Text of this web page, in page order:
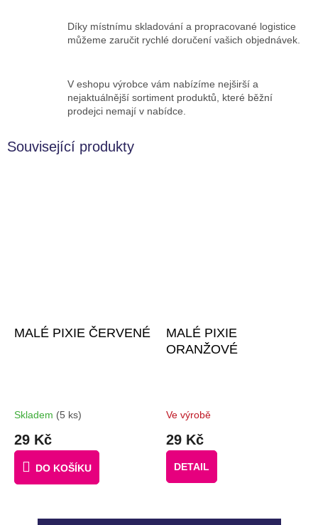
Díky místnímu skladování a propracované logistice
můžeme zaručit rychlé doručení vašich objednávek.
V eshopu výrobce vám nabízíme nejširší a
nejaktuálnější sortiment produktů, které běžní
prodejci nemají v nabídce.
Související produkty
MALÉ PIXIE ČERVENÉ
Skladem (5 ks)
29 Kč
DO KOŠÍKU
MALÉ PIXIE
ORANŽOVÉ
Ve výrobě
29 Kč
DETAIL